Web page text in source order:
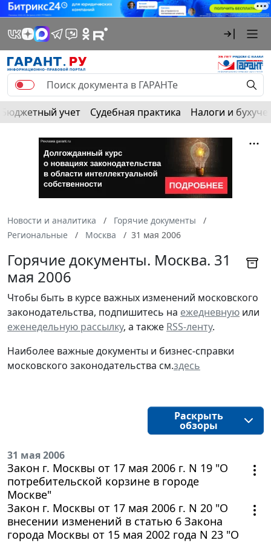
Бюджетный учет Судебная практика Налоги и
Новости и аналитика
Горячие документы
Региональные
Москва 31 мая 2006
Горячие документы. Москва. 31
мая 2006
Чтобы быть в курсе важных изменений московского
законодательства, подпишитесь на ежедневную или
еженедельную рассылку, а также RSS-ленту.
Наиболее важные документы и бизнес-справки
московского законодательства см.здесь
Раскрыть
обзоры
31 мая 2006
Закон г. Москвы от 17 мая 2006 г. N 19 "О
потребительской корзине в городе
Москве"
Закон г. Москвы от 17 мая 2006 г. N 20 "О
внесении изменений в статью 6 Закона
города Москвы от 15 мая 2002 года N 23 "О